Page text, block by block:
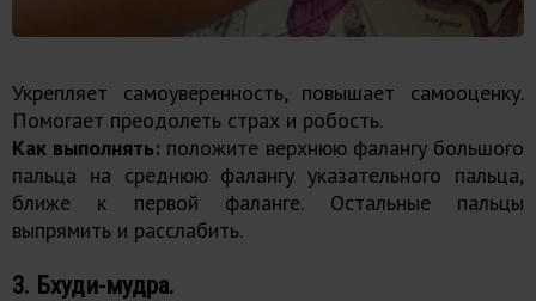
Укрепляет самоуверенность, повышает самооценку.
Помогает преодолеть страх и робость.
Как выполнять: положите верхнюю фалангу большого
пальца на среднюю фалангу указательного пальца,
ближе к первой фаланге. Остальные пальцы
выпрямить и расслабить.
3. Бхуди-мудра.